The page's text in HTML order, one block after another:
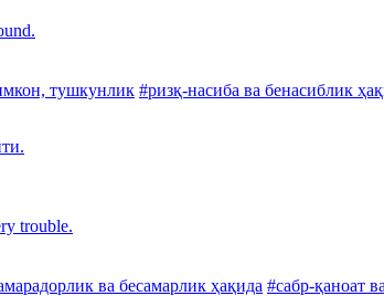
тушкунлик #ризқ-насиба ва бенасиблик
trouble.
ва бесамарлик ҳақида #сабр-қаноат